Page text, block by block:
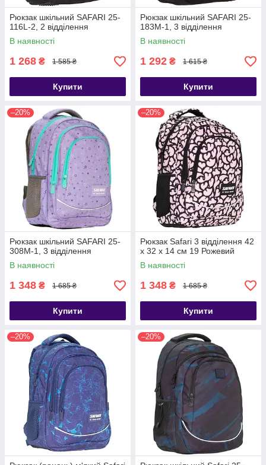
Рюкзак шкільний SAFARI 25-
116L-2, 2 відділення
В наявності
1 268 ₴ 1 585 ₴
Купити
Рюкзак шкільний SAFARI 25-
183M-1, 3 відділення
В наявності
1 292 ₴ 1 615 ₴
Купити
–20%
Рюкзак шкільний SAFARI 25-
308M-1, 3 відділення
В наявності
1 348 ₴ 1 685 ₴
Купити
–20%
Рюкзак Safari 3 відділення 42
x 32 x 14 см 19 Рожевий
В наявності
1 348 ₴ 1 685 ₴
Купити
–20% –20%